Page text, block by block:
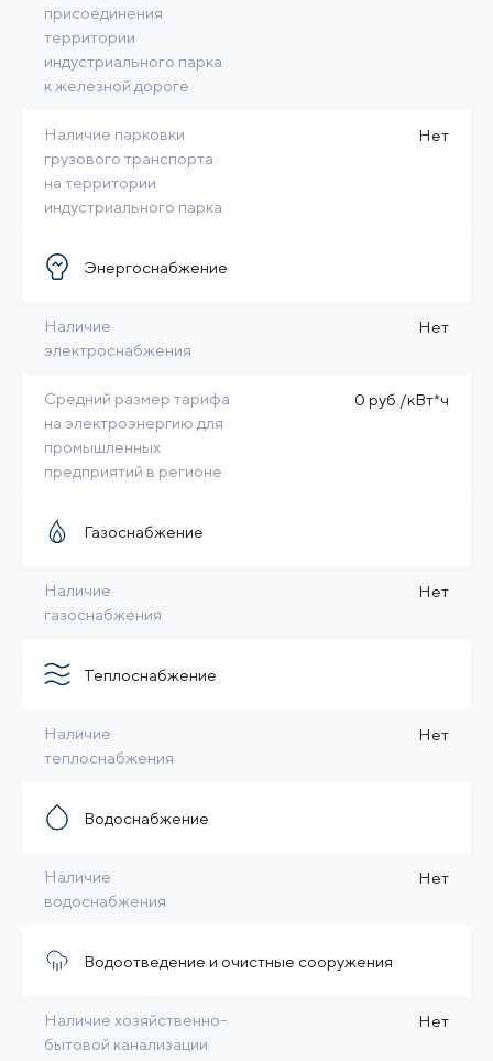
присоединения
территории
индустриального парка
к железной дороге
Наличие парковки
грузового транспорта
на территории
индустриального парка
Нет
Энергоснабжение
Наличие
электроснабжения
Нет
Средний размер тарифа
на электроэнергию для
промышленных
предприятий в регионе
0 руб./кВт*ч
Газоснабжение
Наличие
газоснабжения
Нет
Теплоснабжение
Наличие
теплоснабжения
Нет
Водоснабжение
Наличие
водоснабжения
Нет
Водоотведение и очистные сооружения
Наличие хозяйственно-
бытовой канализации
Нет